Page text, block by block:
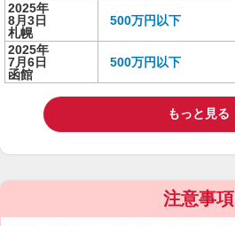
2025年
8月3日
札幌
500万円以下
2025年
7月6日
函館
500万円以下
もっと見る
注意事項